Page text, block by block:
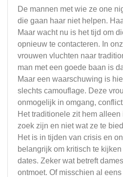
De mannen met wie ze one
die gaan haar niet helpen.
Maar wacht nu is het tijd om
opnieuw te contacteren. In
vrouwen vluchten naar
man met een goede baan is
Maar een waarschuwing is
slechts camouflage. Deze
onmogelijk in omgang,
Het traditionele zit hem
zoek zijn en niet wat ze te
Het is in tijden van crisis en
belangrijk om kritisch te
dates. Zeker wat betreft
ontmoet. Of misschien al